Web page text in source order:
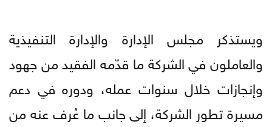
ويستذكر مجلس الإدارة والإدارة التنفيذية
والعاملون في الشركة ما قدّمه الفقيد من جهود
وإنجازات خلال سنوات عمله، ودوره في دعم
مسيرة تطور الشركة، إلى جانب ما عُرف عنه من